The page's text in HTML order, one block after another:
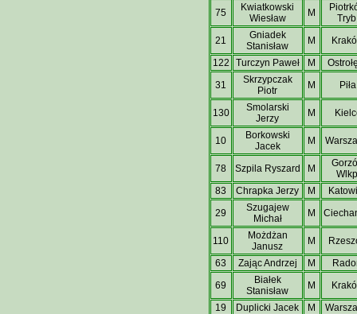
75
Kwiatkowski
Wiesław
M
21
Gniadek
Stanisław
M
122
Turczyn Paweł M
31
Skrzypczak
Piotr
M Piła
130
Smolarski
Jerzy
M
10
Borkowski
Jacek
M
78 Szpila Ryszard M
83
Chrapka Jerzy M
29
Szugajew
Michał
M
110
Możdżan
Janusz
M
63
Zając Andrzej M
69
Białek
Stanisław
M
19
Duplicki Jacek M